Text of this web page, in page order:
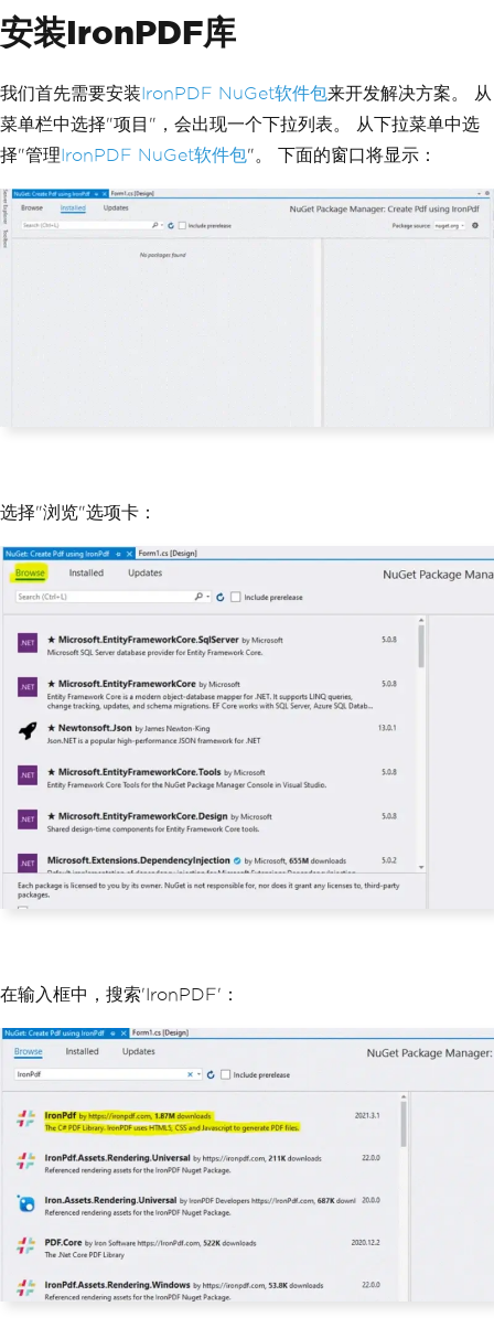
安装IronPDF库
我们首先需要安装IronPDF NuGet软件包来开发解决方案。 从
菜单栏中选择"项目"，会出现一个下拉列表。 从下拉菜单中选
择"管理IronPDF NuGet软件包"。 下面的窗口将显示：
选择"浏览"选项卡：
在输入框中，搜索'IronPDF'：